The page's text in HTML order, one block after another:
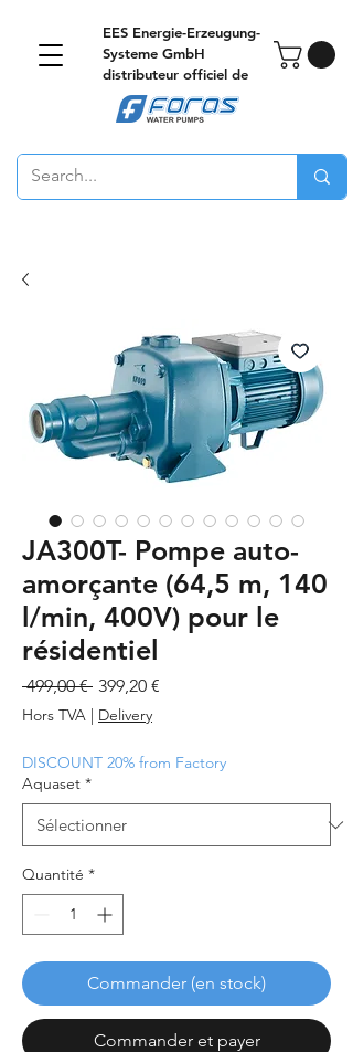
EES Energie-Erzeugung-
Systeme GmbH
distributeur officiel de
JA300T- Pompe auto-
amorçante (64,5 m, 140
l/min, 400V) pour le
résidentiel
499,00 € Prix
original
399,20 €
Hors TVA | Delivery
DISCOUNT 20% from Factory
Aquaset *
Quantité *
Commander (en stock)
Commander et payer